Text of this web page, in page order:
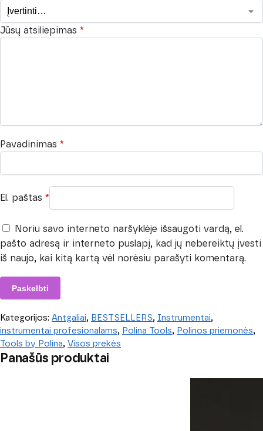
Jūsų atsiliepimas *
Pavadinimas *
El. paštas *
Noriu savo interneto naršyklėje išsaugoti vardą, el.
pašto adresą ir interneto puslapį, kad jų nebereiktų įvesti
iš naujo, kai kitą kartą vėl norėsiu parašyti komentarą.
Kategorijos: Antgaliai, BESTSELLERS, Instrumentai,
instrumentai profesionalams, Polina Tools, Polinos priemonės,
Tools by Polina, Visos prekės
Panašūs produktai